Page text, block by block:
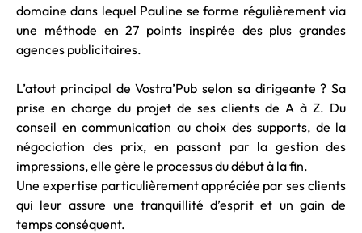
domaine dans lequel Pauline se forme régulièrement via
une méthode en 27 points inspirée des plus grandes
agences publicitaires.
L’atout principal de Vostra’Pub selon sa dirigeante ? Sa
prise en charge du projet de ses clients de A à Z. Du
conseil en communication au choix des supports, de la
négociation des prix, en passant par la gestion des
impressions, elle gère le processus du début à la fin.
Une expertise particulièrement appréciée par ses clients
qui leur assure une tranquillité d’esprit et un gain de
temps conséquent.